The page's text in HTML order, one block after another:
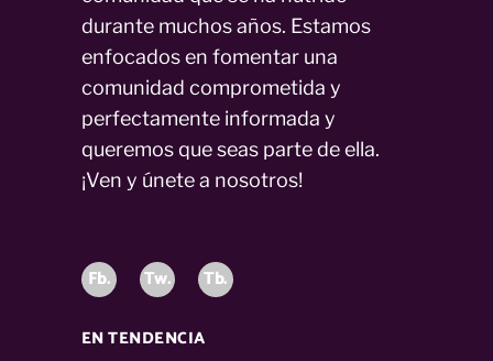
durante muchos años. Estamos
enfocados en fomentar una
comunidad comprometida y
perfectamente informada y
queremos que seas parte de ella.
¡Ven y únete a nosotros!
Fb. Tw. Tb.
EN TENDENCIA